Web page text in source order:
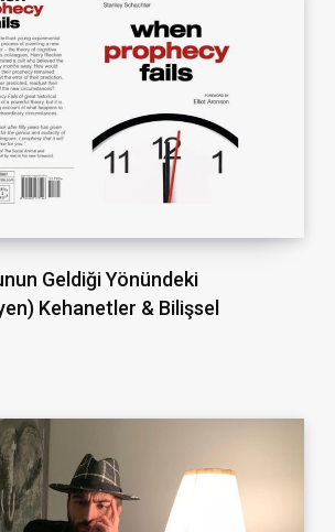
Geldiği Yönündeki
Kehanetler & Bilişsel